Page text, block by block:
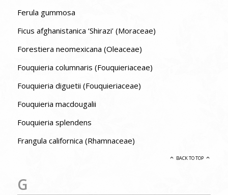
Ferula gummosa
Ficus afghanistanica ‘Shirazi’ (Moraceae)
Forestiera neomexicana (Oleaceae)
Fouquieria columnaris (Fouquieriaceae)
Fouquieria diguetii (Fouquieriaceae)
Fouquieria macdougalii
Fouquieria splendens
Frangula californica (Rhamnaceae)
BACK TO TOP
G